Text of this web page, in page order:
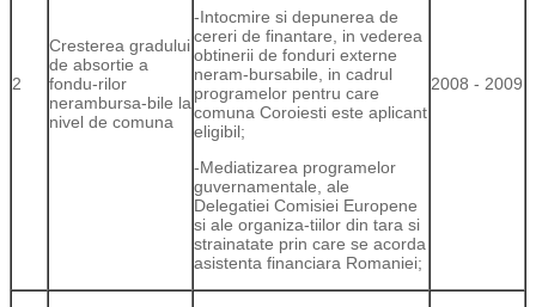
2
Cresterea gradului
de absortie a
fondu-rilor
nerambursa-bile la
nivel de comuna
-Intocmire si depunerea de
cereri de finantare, in vederea
obtinerii de fonduri externe
neram-bursabile, in cadrul
programelor pentru care
comuna Coroiesti este aplicant
eligibil;
-Mediatizarea programelor
guvernamentale, ale
Delegatiei Comisiei Europene
si ale organiza-tiilor din tara si
strainatate prin care se acorda
asistenta financiara Romaniei;
2008 - 2009